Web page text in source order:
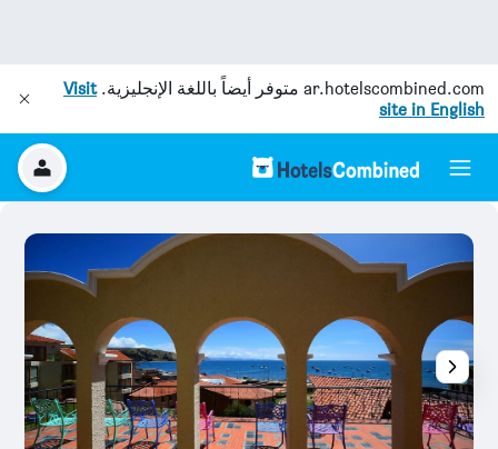
ar.hotelscombined.com متوفر أيضاً باللغة الإنجليزية.Visit
site in English